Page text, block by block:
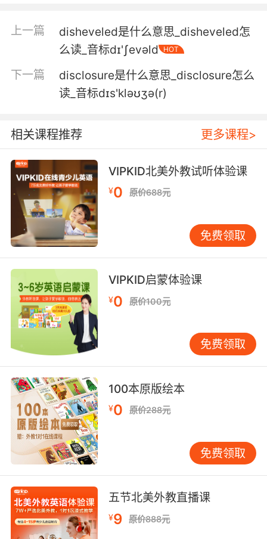
most welcome.
请相信我 我无意冒犯你 我们是欢迎你来的
上一篇
disheveled是什么意思_disheveled怎
么读_音标dɪ'ʃevəld
HOT
下一篇
disclosure是什么意思_disclosure怎么
读_音标dɪs'kləʊʒə(r)
相关课程推荐 更多课程>
VIPKID北美外教试听体验课
¥0 原价688元
免费领取
VIPKID启蒙体验课
¥0 原价100元
免费领取
100本原版绘本
¥0 原价288元
免费领取
五节北美外教直播课
¥9 原价888元